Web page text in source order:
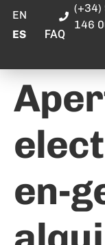
EN
ES
FAQ
(+34)
146
en-